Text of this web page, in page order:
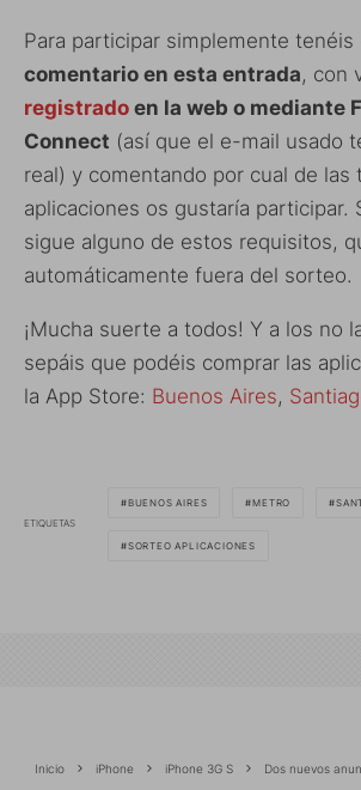
Para participar simplemente tenéis
comentario en esta entrada, con
registrado en la web o mediante
Connect (así que el e-mail usado
real) y comentando por cual de las
aplicaciones os gustaría participar.
sigue alguno de estos requisitos,
automáticamente fuera del sorteo.
¡Mucha suerte a todos! Y a los no
sepáis que podéis comprar las
la App Store: Buenos Aires,
ETIQUETAS
BUENOS AIRES METRO
SORTEO APLICACIONES
Inicio iPhone iPhone 3G S Dos nuevos